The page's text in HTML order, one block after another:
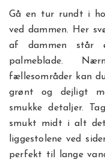
Gå en tur rundt i
ved dammen. Her
af dammen står
palmeblade.
fællesområder kan
grønt og dejligt
smukke detaljer.
smukt midt i alt
liggestolene ved
perfekt til lange